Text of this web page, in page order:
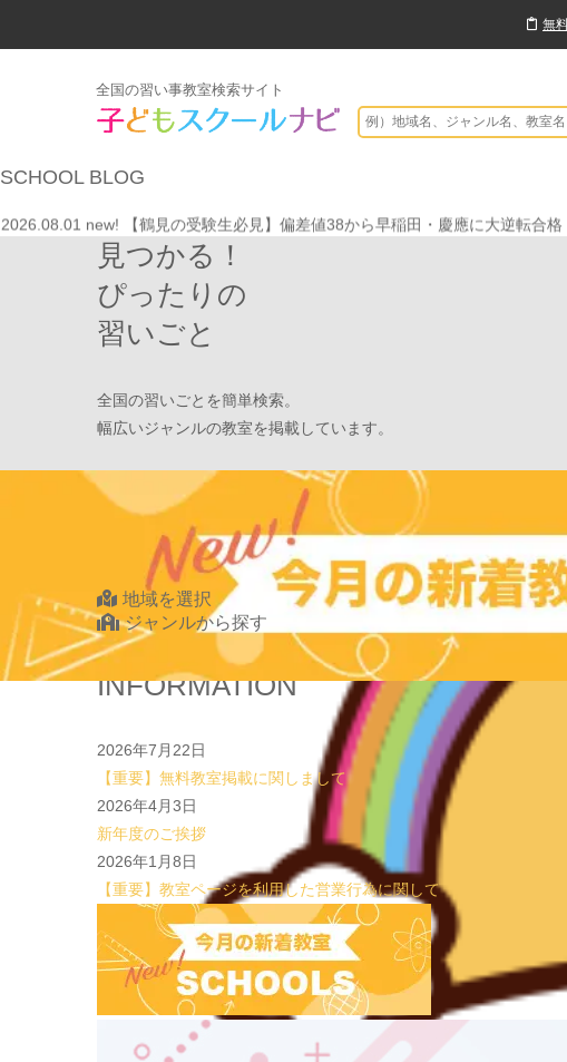
無
全国の習い事教室検索サイト
SCHOOL BLOG
2026.08.01 new! 【鶴見の受験生必見】偏差値38から早稲田・慶應に大逆転合
new! 心を育てる時間は今！1歳2歳
new! 【第24回ファミリードーム杯小学生軟式野球大会】
情操教育ってつまり何？
【オンライン開催】夏休みの作文・日記お助け講座
new! 【鶴見の受験生必見】偏差値38から早稲田・慶應に大逆転合格
new! 心を育てる時間は今！1歳2歳
いのまた音楽教室
JPCス
情操教育ってつまり何？
いのまた音楽教室
【オンライン開催】夏休みの作文・日記お助け講座
見つかる！
ぴったりの
習いごと
全国の習いごとを簡単検索。
幅広いジャンルの教室を掲載しています。
Find Your School
地域を選択
北海道・東北
北海道
岩手県
宮城県
秋田県
山形県
福島県
関東
栃木県
群馬県
埼玉県
ジャンルから探す
INFORMATION
2026年7月22日
【重要】無料教室掲載に関しまして
2026年4月3日
新年度のご挨拶
2026年1月8日
【重要】教室ページを利用した営業行為に関して